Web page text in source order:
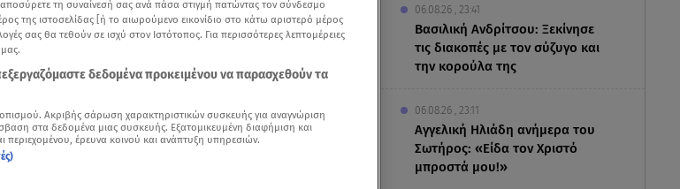
06.08.26 , 23:41
Βασιλική Ανδρίτσου: Ξεκίνησε
τις διακοπές με τον σύζυγο και
την κορούλα της
06.08.26 , 23:11
Αγγελική Ηλιάδη ανήμερα του
Σωτήρος: «Είδα τον Χριστό
μπροστά μου!»
άρθρα μας στα αποτελέσματα αναζήτησης
αποσύρετε τη συναίνεσή σας ανά πάσα στιγμή πατώντας τον σύνδεσμο
της ιστοσελίδας [ή το αιωρούμενο εικονίδιο στο κάτω αριστερό μέρος
σας θα τεθούν σε ισχύ στον Ιστότοπος. Για περισσότερες λεπτομέρειες
δεδομένα προκειμένου να παρασχεθούν τα
Ακριβής σάρωση χαρακτηριστικών συσκευής για αναγνώριση
στα δεδομένα μιας συσκευής. Εξατομικευμένη διαφήμιση και
περιεχομένου, έρευνα κοινού και ανάπτυξη υπηρεσιών.